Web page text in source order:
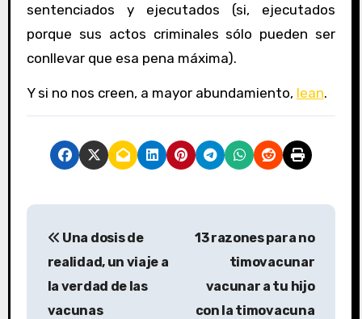
sentenciados y ejecutados (si, ejecutados
porque sus actos criminales sólo pueden ser
conllevar que esa pena máxima).
Y si no nos creen, a mayor abundamiento, lean.
N
Una dosis de
realidad, un viaje a
la verdad de las
vacunas
13 razones para no
timovacunar
vacunar a tu hijo
con la timovacuna